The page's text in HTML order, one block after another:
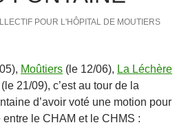
POUR L'HÔPITAL DE MOUTIERS
Moûtiers (le 12/06), La Léchère
(le 21/09), c’est au tour de la
d’avoir voté une motion pour
le CHAM et le CHMS :